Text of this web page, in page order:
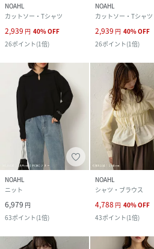
NOAHL
カットソー・Tシャツ
2,939 円 40%OFF
26ポイント(1倍)
NOAHL
カットソー・Tシャツ
2,939 円 40%OFF
26ポイント(1倍)
NOAHL
ニット
6,979 円
63ポイント(1倍)
NOAHL
シャツ・ブラウス
4,788 円 40%OFF
43ポイント(1倍)